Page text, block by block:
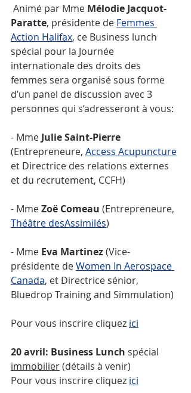
Animé par Mme Mélodie Jacquot-
Paratte, présidente de Femmes
Action Halifax, ce Business lunch
spécial pour la Journée
internationale des droits des
femmes sera organisé sous forme
d’un panel de discussion avec 3
personnes qui s’adresseront à vous:
- Mme Julie Saint-Pierre
(Entrepreneure, Access Acupuncture
et Directrice des relations externes
et du recrutement, CCFH)
- Mme Zoë Comeau (Entrepreneure,
Théâtre desAssimilés)
- Mme Eva Martinez (Vice-
présidente de Women In Aerospace
Canada, et Directrice sénior,
Bluedrop Training and Simmulation)
Pour vous inscrire cliquez ici
20 avril: Business Lunch spécial
immobilier (détails à venir)
Pour vous inscrire cliquez ici